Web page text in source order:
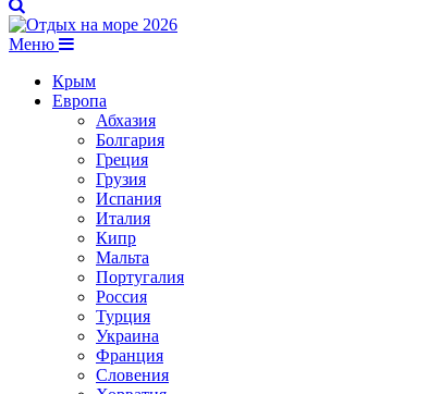
Меню
Крым
Европа
Абхазия
Болгария
Греция
Грузия
Испания
Италия
Кипр
Мальта
Португалия
Россия
Турция
Украина
Франция
Словения